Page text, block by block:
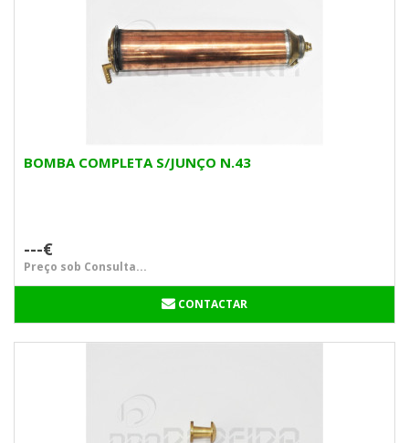
BOMBA COMPLETA S/JUNÇO N.43
---€
Preço sob Consulta...
CONTACTAR